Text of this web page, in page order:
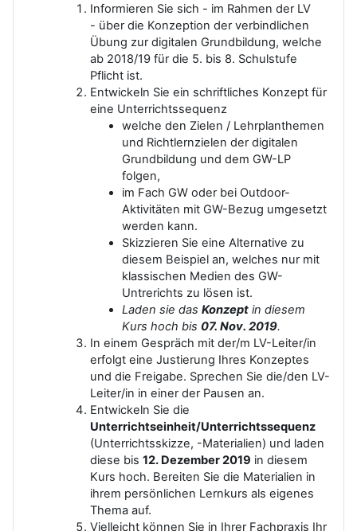
Informieren Sie sich - im Rahmen der LV
- über die Konzeption der verbindlichen
Übung zur digitalen Grundbildung, welche
ab 2018/19 für die 5. bis 8. Schulstufe
Pflicht ist.
Entwickeln Sie ein schriftliches Konzept für
eine Unterrichtssequenz
welche den Zielen / Lehrplanthemen
und Richtlernzielen der digitalen
Grundbildung und dem GW-LP
folgen,
im Fach GW oder bei Outdoor-
Aktivitäten mit GW-Bezug umgesetzt
werden kann.
Skizzieren Sie eine Alternative zu
diesem Beispiel an, welches nur mit
klassischen Medien des GW-
Untrerichts zu lösen ist.
Laden sie das Konzept in diesem
Kurs hoch bis 07. Nov. 2019.
In einem Gespräch mit der/m LV-Leiter/in
erfolgt eine Justierung Ihres Konzeptes
und die Freigabe. Sprechen Sie die/den LV-
Leiter/in in einer der Pausen an.
Entwickeln Sie die
Unterrichtseinheit/Unterrichtssequenz
(Unterrichtsskizze, -Materialien) und laden
diese bis 12. Dezember 2019 in diesem
Kurs hoch. Bereiten Sie die Materialien in
ihrem persönlichen Lernkurs als eigenes
Thema auf.
Vielleicht können Sie in Ihrer Fachpraxis Ihr